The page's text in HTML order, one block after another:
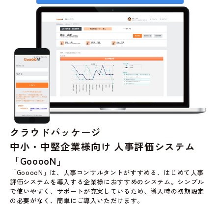
クラウドパッケージ
中小・中堅企業様向け 人事評価システム
「GooooN」
「GooooN」は、人事コンサルタントがすすめる、はじめて人事
評価システムを導入する企業様におすすめのシステム。シンプル
で使いやすく、サポートが充実しているため、導入時の初期設定
の必要がなく、簡単にご導入いただけます。